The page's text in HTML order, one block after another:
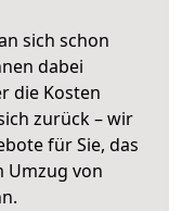
sich schon
dabei
die Kosten
zurück – wir
für Sie, das
Umzug von